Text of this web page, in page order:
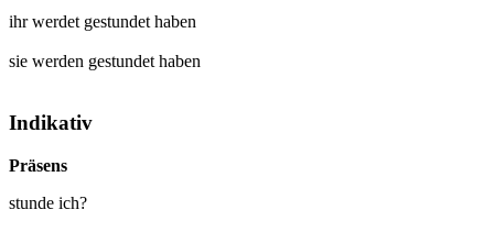
ihr werdet gestundet haben
sie werden gestundet haben
Indikativ
Präsens
stunde ich?